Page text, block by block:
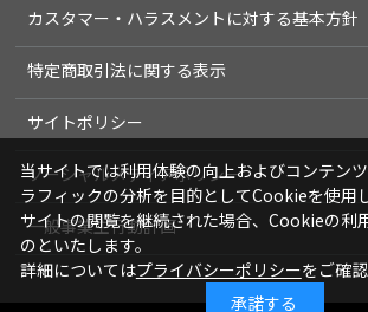
カスタマー・ハラスメントに対する基本方針
特定商取引法に関する表示
サイトポリシー
ソーシャルメディアポリシー
一般事業主行動計画
当サイトでは利用体験の向上およびコンテン
ラフィックの分析を目的としてCookieを使用
サイトの閲覧を継続された場合、Cookieの利
のといたします。
詳細についてはプライバシーポリシーをご確
承諾する